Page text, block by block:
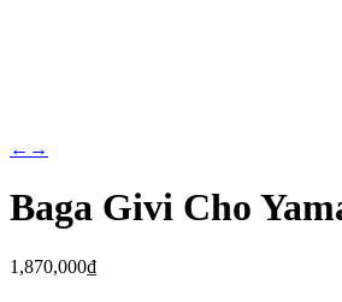
← →
Baga Givi Cho
1,870,000₫